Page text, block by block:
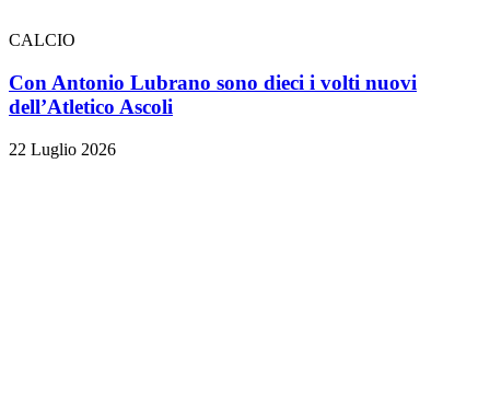
CALCIO
Con Antonio Lubrano sono dieci i volti nuovi
dell’Atletico Ascoli
22 Luglio 2026